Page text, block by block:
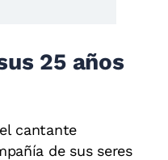
25 años
cantante
de sus seres